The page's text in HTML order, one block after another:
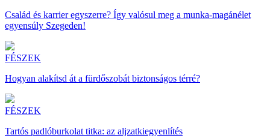
Család és karrier egyszerre? Így valósul meg a munka-magánélet
egyensúly Szegeden!
FÉSZEK
Hogyan alakítsd át a fürdőszobát biztonságos térré?
FÉSZEK
Tartós padlóburkolat titka: az aljzatkiegyenlítés